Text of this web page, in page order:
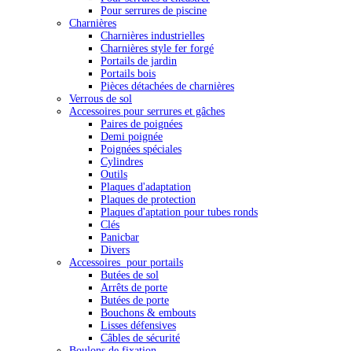
Pour serrures de piscine
Charnières
Charnières industrielles
Charnières style fer forgé
Portails de jardin
Portails bois
Pièces détachées de charnières
Verrous de sol
Accessoires pour serrures et gâches
Paires de poignées
Demi poignée
Poignées spéciales
Cylindres
Outils
Plaques d'adaptation
Plaques de protection
Plaques d'aptation pour tubes ronds
Clés
Panicbar
Divers
Accessoires pour portails
Butées de sol
Arrêts de porte
Butées de porte
Bouchons & embouts
Lisses défensives
Câbles de sécurité